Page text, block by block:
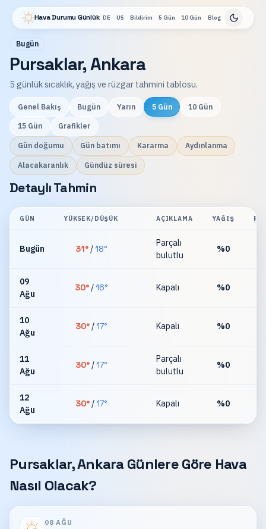
Hava Durumu Günlük DE US Bildirim 5 Gün 10 Gün Blog
Bugün
Pursaklar, Ankara
5 günlük sıcaklık, yağış ve rüzgar tahmini tablosu.
Genel Bakış Bugün Yarın 5 Gün 10 Gün
15 Gün Grafikler
Gün doğumu Gün batımı Kararma Aydınlanma
Alacakaranlık Gündüz süresi
Detaylı Tahmin
GÜN YÜKSEK/DÜŞÜK AÇIKLAMA YAĞIŞ
Bugün 31°/18°
Parçalı
bulutlu
%0
09
Ağu
30°/16° Kapalı %0
10
Ağu
30°/17° Kapalı %0
11
Ağu
30°/17°
Parçalı
bulutlu
%0
12
Ağu
30°/17° Kapalı %0
Pursaklar, Ankara Günlere Göre Hava
Nasıl Olacak?
08 AĞU